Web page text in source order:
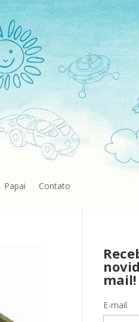
Papai Contato
mail!
E-mail